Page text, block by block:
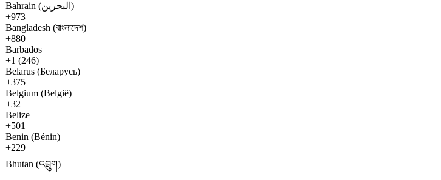
Bahrain (البحرين)
+973
Bangladesh (বাংলাদেশ)
+880
Barbados
+1 (246)
Belarus (Беларусь)
+375
Belgium (België)
+32
Belize
+501
Benin (Bénin)
+229
Bhutan (འབྲུག)